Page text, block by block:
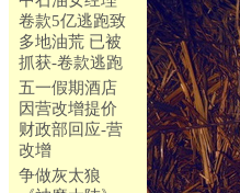
卷款5亿逃跑致
多地油荒 已被
抓获-卷款逃跑
五一假期酒店
因营改增提价
财政部回应-营
改增
争做灰太狼